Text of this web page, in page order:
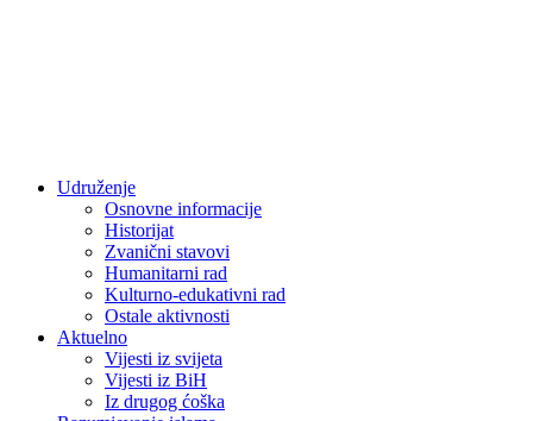
Udruženje
Osnovne informacije
Historijat
Zvanični stavovi
Humanitarni rad
Kulturno-edukativni rad
Ostale aktivnosti
Aktuelno
Vijesti iz svijeta
Vijesti iz BiH
Iz drugog ćoška